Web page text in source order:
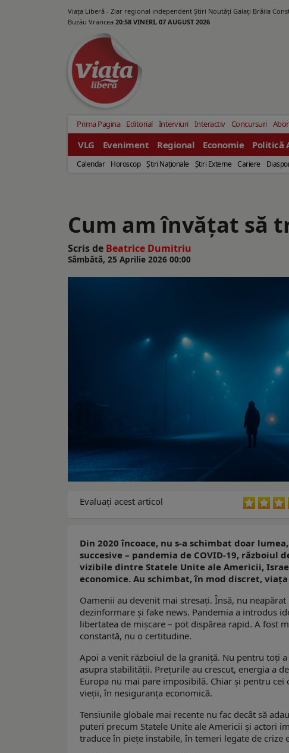
Viața Liberă - Ziar regional independent Știri Noutăți Galaţi Brăila
Buzău Vrancea 20:58 VINERI, 07 AUGUST 2026
Prima Pagina Editorial Interviuri Interactiv Concursuri
VLG Eveniment Regional Economie Politică
Calendar Horoscop Ştiri Naţionale Ştiri Externe Cariere
Cum am învățat să
Scris de Beatrice Dumitriu
Sâmbătă, 25 Aprilie 2026 00:00
Evaluaţi acest articol
Din 2020 încoace, nu s-a schimbat doar
succesive – pandemia de COVID-19,
vizibile dintre Statele Unite ale Americii,
economice. Au schimbat, în mod discret,
Oamenii au devenit mai stresați. Însă, nu
dezinformare şi fake news. Pandemia a introdus
libertatea de mișcare – pot dispărea rapid. A fost
constantă, nu o certitudine.
Apoi a venit războiul de la graniță. Nu pentru toți
asupra stabilității. Prețurile au crescut, energia a
Europa nu mai pare imposibilă. Chiar și pentru
vieții, în nesiguranța economică.
Tensiunile globale mai recente nu fac decât să
puteri precum Statele Unite ale Americii și actori
traduce în piețe instabile, în temeri legate de